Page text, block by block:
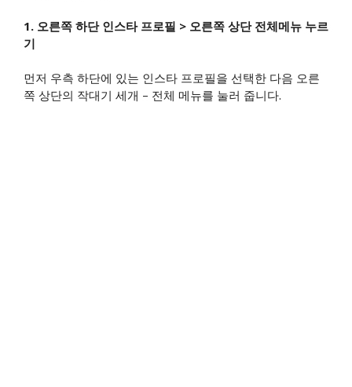
1. 오른쪽 하단 인스타 프로필 > 오른쪽 상단 전체메뉴 누르
기
먼저 우측 하단에 있는 인스타 프로필을 선택한 다음 오른
쪽 상단의 작대기 세개 – 전체 메뉴를 눌러 줍니다.